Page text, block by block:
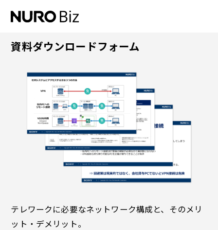
資料ダウンロードフォーム
テレワークに必要なネットワーク構成と、そのメリ
ット・デメリット。